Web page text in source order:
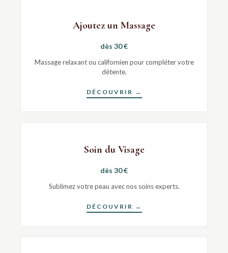
Ajoutez un Massage
dès 30 €
Massage relaxant ou californien pour compléter votre
détente.
DÉCOUVRIR →
Soin du Visage
dès 30 €
Sublimez votre peau avec nos soins experts.
DÉCOUVRIR →